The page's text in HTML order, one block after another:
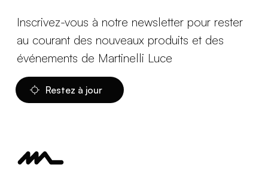
Inscrivez-vous à notre newsletter pour rester
au courant des nouveaux produits et des
événements de Martinelli Luce
Restez à jour